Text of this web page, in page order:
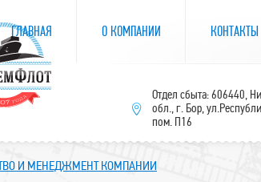
И МЕНЕДЖМЕНТ КОМПАНИИ
ГЛАВНАЯ О КОМПАНИИ КОНТАКТЫ
Отдел сбыта: 606440,
обл., г. Бор,
пом. П16